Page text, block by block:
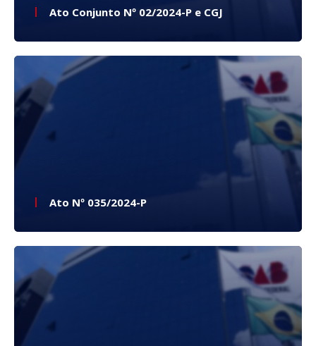
Ato Conjunto Nº 02/2024-P e CGJ
Ato Nº 035/2024-P